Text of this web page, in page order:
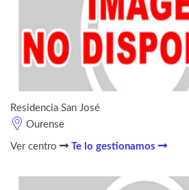
Residencia San José
Ourense
Ver centro Te lo gestionamos